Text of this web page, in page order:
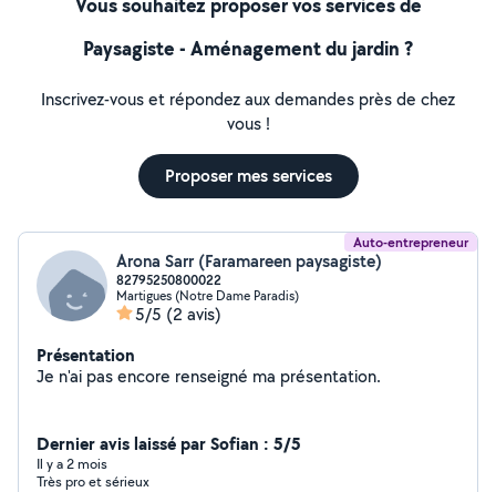
Paysagiste - Aménagement du jardin ?
Inscrivez-vous et répondez aux demandes près de chez
vous !
Proposer mes services
Auto-entrepreneur
Arona Sarr (Faramareen paysagiste)
82795250800022
Martigues (Notre Dame Paradis)
5/5 (2 avis)
Présentation
Je n'ai pas encore renseigné ma présentation.
Dernier avis laissé par Sofian : 5/5
Il y a 2 mois
Très pro et sérieux